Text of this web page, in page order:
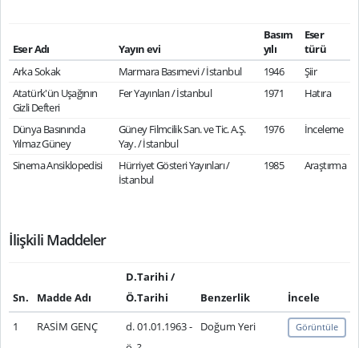
Eser Adı Yayın evi
Basım
yılı
Eser
türü
Arka Sokak
Marmara Basımevi / İstanbul 1946
Şiir
Atatürk'ün Uşağının
Gizli Defteri
Fer Yayınları / İstanbul 1971 Hatıra
Dünya Basınında
Yılmaz Güney
Güney Filmcilik San. ve Tic. A.Ş.
Yay. / İstanbul
1976 İnceleme
Sinema Ansiklopedisi
Hürriyet Gösteri Yayınları /
İstanbul
1985 Araştırma
İlişkili Maddeler
Sn. Madde Adı
D.Tarihi /
Ö.Tarihi
Benzerlik
İncele
1
RASİM GENÇ
d. 01.01.1963 -
Doğum Yeri Görüntüle